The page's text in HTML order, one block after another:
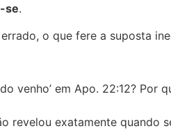
se.
o que fere a suposta
venho’ em Apo. 22:12?
revelou exatamente quando